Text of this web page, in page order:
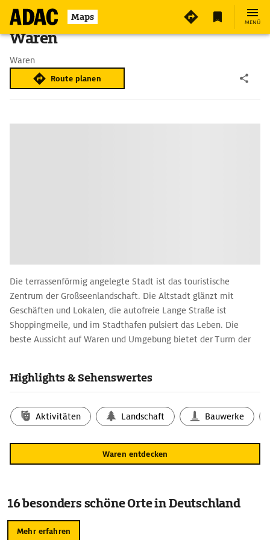
Maps MENÜ
Waren
Waren
Route planen
Die terrassenförmig angelegte Stadt ist das touristische
Zentrum der Großseenlandschaft. Die Altstadt glänzt mit
Geschäften und Lokalen, die autofreie Lange Straße ist
Shoppingmeile, und im Stadthafen pulsiert das Leben. Die
beste Aussicht auf Waren und Umgebung bietet der Turm der
Markt.
Highlights & Sehenswertes
Aktivitäten Landschaft Bauwerke
Waren entdecken
16 besonders schöne Orte in Deutschland
Mehr erfahren